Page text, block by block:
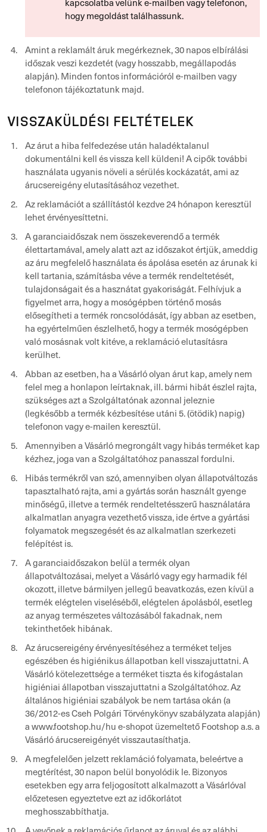
kapcsolatba velünk e-mailben vagy telefonon,
hogy megoldást találhassunk.
Amint a reklamált áruk megérkeznek, 30 napos elbírálási
időszak veszi kezdetét (vagy hosszabb, megállapodás
alapján). Minden fontos információról e-mailben vagy
telefonon tájékoztatunk majd.
VISSZAKÜLDÉSI FELTÉTELEK
Az árut a hiba felfedezése után haladéktalanul
dokumentálni kell és vissza kell küldeni! A cipők további
használata ugyanis növeli a sérülés kockázatát, ami az
árucsereigény elutasításához vezethet.
Az reklamációt a szállítástól kezdve 24 hónapon keresztül
lehet érvényesíttetni.
A garanciaidőszak nem összekeverendő a termék
élettartamával, amely alatt azt az időszakot értjük, ameddig
az áru megfelelő használata és ápolása esetén az árunak ki
kell tartania, számításba véve a termék rendeltetését,
tulajdonságait és a hasznátat gyakoriságát. Felhívjuk a
figyelmet arra, hogy a mosógépben történő mosás
elősegítheti a termék roncsolódását, így abban az esetben,
ha egyértelműen észlelhető, hogy a termék mosógépben
való mosásnak volt kitéve, a reklamáció elutasításra
kerülhet.
Abban az esetben, ha a Vásárló olyan árut kap, amely nem
felel meg a honlapon leírtaknak, ill. bármi hibát észlel rajta,
szükséges azt a Szolgáltatónak azonnal jeleznie
(legkésőbb a termék kézbesítése utáni 5. (ötödik) napig)
telefonon vagy e-mailen keresztül.
Amennyiben a Vásárló megrongált vagy hibás terméket kap
kézhez, joga van a Szolgáltatóhoz panasszal fordulni.
Hibás termékről van szó, amennyiben olyan állapotváltozás
tapasztalható rajta, ami a gyártás során használt gyenge
minőségű, illetve a termék rendeltetésszerű használatára
alkalmatlan anyagra vezethető vissza, ide értve a gyártási
folyamatok megszegését és az alkalmatlan szerkezeti
felépítést is.
A garanciaidőszakon belül a termék olyan
állapotváltozásai, melyet a Vásárló vagy egy harmadik fél
okozott, illetve bármilyen jellegű beavatkozás, ezen kívül a
termék elégtelen viseléséből, elégtelen ápolásból, esetleg
az anyag természetes változásából fakadnak, nem
tekinthetőek hibának.
Az árucsereigény érvényesítéséhez a terméket teljes
egészében és higiénikus állapotban kell visszajuttatni. A
Vásárló kötelezettsége a terméket tiszta és kifogástalan
higiéniai állapotban visszajuttatni a Szolgáltatóhoz. Az
általános higiéniai szabályok be nem tartása okán (a
36/2012-es Cseh Polgári Törvénykönyv szabályzata alapján)
a www.footshop.hu/hu e-shopot üzemeltető Footshop a.s. a
Vásárló árucsereigényét visszautasíthatja.
A megfelelően jelzett reklamáció folyamata, beleértve a
megtérítést, 30 napon belül bonyolódik le. Bizonyos
esetekben egy arra feljogosított alkalmazott a Vásárlóval
előzetesen egyeztetve ezt az időkorlátot
meghosszabbíthatja.